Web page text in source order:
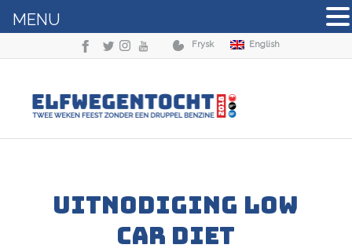
Frysk English
Uitnodiging Low
Car Diet
MENU